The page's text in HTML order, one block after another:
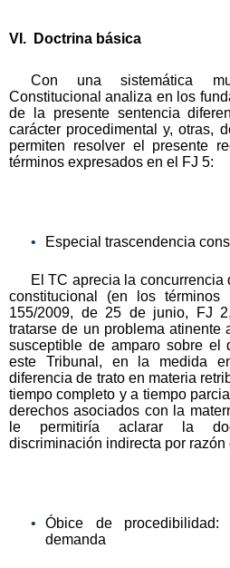
VI. Doctrina básica
Con una sistemática
Constitucional analiza en los
de la presente sentencia
carácter procedimental y, otras,
permiten resolver el presente
términos expresados en el FJ 5:
Especial trascendencia
El TC aprecia la concurrencia
constitucional (en los
155/2009, de 25 de junio, FJ
tratarse de un problema atinente
susceptible de amparo sobre el
este Tribunal, en la medida
diferencia de trato en materia
tiempo completo y a tiempo
derechos asociados con la
le permitiría aclarar la
discriminación indirecta por razón
Óbice de procedibilidad:
demanda